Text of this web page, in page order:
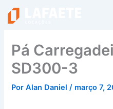
conteúdo
Pá
SD300-3
PorAlan Daniel/ março 7,